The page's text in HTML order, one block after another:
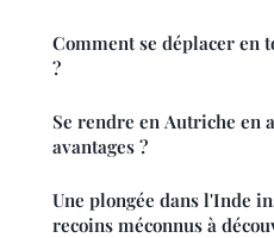
Comment se déplacer en
?
Se rendre en Autriche en
avantages ?
Une plongée dans l'Inde
recoins méconnus à